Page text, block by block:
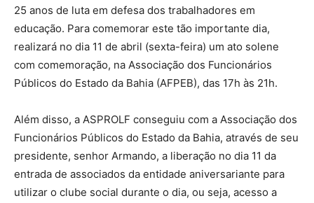
25 anos de luta em defesa dos trabalhadores em
educação. Para comemorar este tão importante dia,
realizará no dia 11 de abril (sexta-feira) um ato solene
com comemoração, na Associação dos Funcionários
Públicos do Estado da Bahia (AFPEB), das 17h às 21h.
Além disso, a ASPROLF conseguiu com a Associação dos
Funcionários Públicos do Estado da Bahia, através de seu
presidente, senhor Armando, a liberação no dia 11 da
entrada de associados da entidade aniversariante para
utilizar o clube social durante o dia, ou seja, acesso a